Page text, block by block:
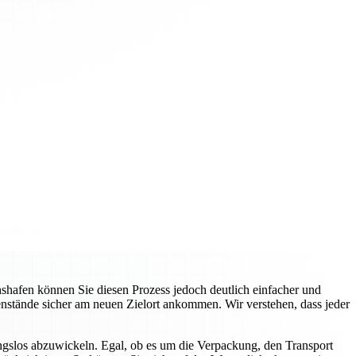
können Sie diesen Prozess jedoch deutlich einfacher und
sicher am neuen Zielort ankommen. Wir verstehen, dass jeder
abzuwickeln. Egal, ob es um die Verpackung, den Transport